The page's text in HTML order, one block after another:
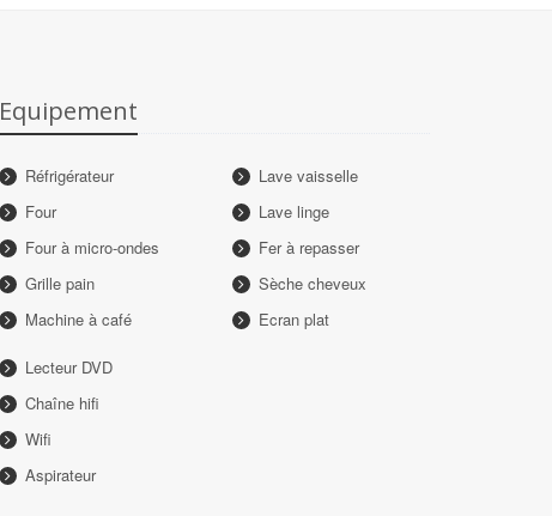
Equipement
Réfrigérateur
Four
Four à micro-ondes
Grille pain
Machine à café
Lave vaisselle
Lave linge
Fer à repasser
Sèche cheveux
Ecran plat
Lecteur DVD
Chaîne hifi
Wifi
Aspirateur